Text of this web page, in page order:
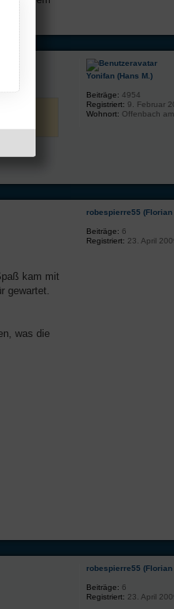
Yonifan (Hans M.)
Beiträge: 4954
Registriert: 9. Februar
Wohnort: Offenbach
kam mit
gewartet.
was die
robespierre55 (Florian
Beiträge: 6
Registriert: 23. April
robespierre55 (Florian
Beiträge: 6
Registriert: 23. April